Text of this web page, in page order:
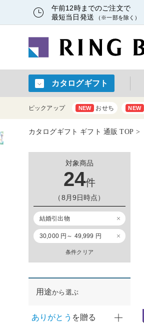
午前12時までのご注文で
最短当日発送
（※一部を除く）
カタログギフト
ピックアップ NEW おせち NEW
カタログギフト ギフト 通販 TOP
対象商品
24件
（8月9日時点）
結婚引出物
30,000 円～ 49,999 円
条件クリア
用途から選ぶ
ありがとう を贈る